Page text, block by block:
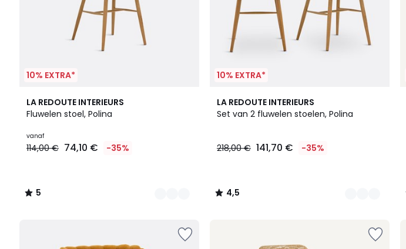
10% EXTRA*
LA REDOUTE INTERIEURS
Fluwelen stoel, Polina
vanaf
114,00 € 74,10 € -35%
5
/
3
Kleuren
5
/
10% EXTRA*
LA REDOUTE INTERIEURS
Set van 2 fluwelen stoelen, Polina
218,00 € 141,70 € -35%
4,5
/ 5
3
Kleuren
4,5
/